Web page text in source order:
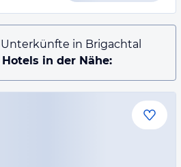
in Brigachtal
Hotels in der Nähe: